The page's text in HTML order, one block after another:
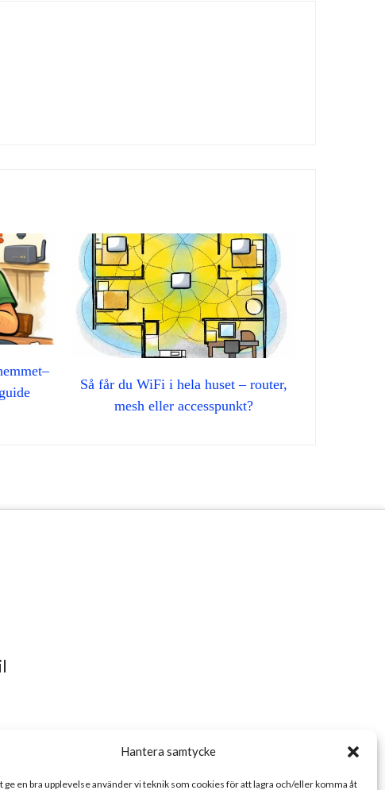
Hantera samtycke
ge en bra upplevelse använder vi teknik som cookies för att lagra och/eller komma åt
Så får du WiFi i hela huset – router,
mesh eller accesspunkt?